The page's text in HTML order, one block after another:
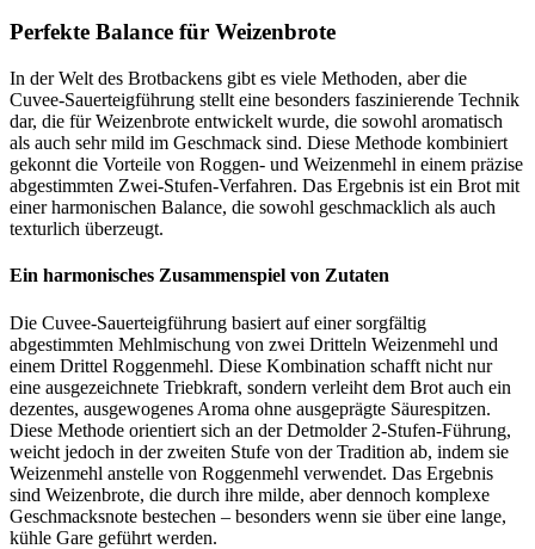
Perfekte Balance für Weizenbrote
In der Welt des Brotbackens gibt es viele Methoden, aber die
Cuvee-Sauerteigführung stellt eine besonders faszinierende Technik
dar, die für Weizenbrote entwickelt wurde, die sowohl aromatisch
als auch sehr mild im Geschmack sind. Diese Methode kombiniert
gekonnt die Vorteile von Roggen- und Weizenmehl in einem präzise
abgestimmten Zwei-Stufen-Verfahren. Das Ergebnis ist ein Brot mit
einer harmonischen Balance, die sowohl geschmacklich als auch
texturlich überzeugt.
Ein harmonisches Zusammenspiel von Zutaten
Die Cuvee-Sauerteigführung basiert auf einer sorgfältig
abgestimmten Mehlmischung von zwei Dritteln Weizenmehl und
einem Drittel Roggenmehl. Diese Kombination schafft nicht nur
eine ausgezeichnete Triebkraft, sondern verleiht dem Brot auch ein
dezentes, ausgewogenes Aroma ohne ausgeprägte Säurespitzen.
Diese Methode orientiert sich an der Detmolder 2-Stufen-Führung,
weicht jedoch in der zweiten Stufe von der Tradition ab, indem sie
Weizenmehl anstelle von Roggenmehl verwendet. Das Ergebnis
sind Weizenbrote, die durch ihre milde, aber dennoch komplexe
Geschmacksnote bestechen – besonders wenn sie über eine lange,
kühle Gare geführt werden.